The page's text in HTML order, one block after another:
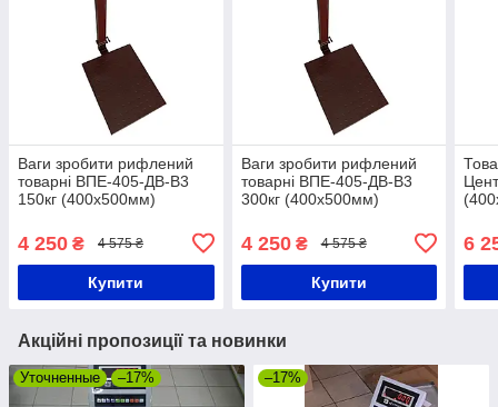
Ваги зробити рифлений
товарні ВПЕ-405-ДВ-В3
150кг (400х500мм)
4 250 ₴ 4 575 ₴
Купити
Ваги зробити рифлений
товарні ВПЕ-405-ДВ-В3
300кг (400х500мм)
4 250₴ 4 575 ₴
Купити
6
Акційні пропозиції та новинки
Уточненные –17% –17%